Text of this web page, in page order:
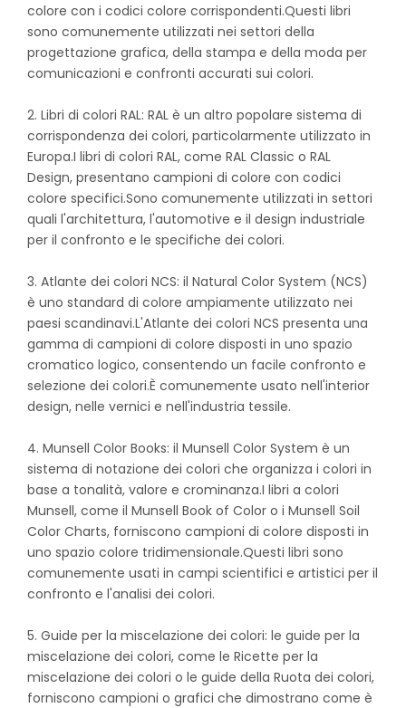
colore con i codici colore corrispondenti.Questi libri
sono comunemente utilizzati nei settori della
progettazione grafica, della stampa e della moda per
comunicazioni e confronti accurati sui colori.
2. Libri di colori RAL: RAL è un altro popolare sistema di
corrispondenza dei colori, particolarmente utilizzato in
Europa.I libri di colori RAL, come RAL Classic o RAL
Design, presentano campioni di colore con codici
colore specifici.Sono comunemente utilizzati in settori
quali l'architettura, l'automotive e il design industriale
per il confronto e le specifiche dei colori.
3. Atlante dei colori NCS: il Natural Color System (NCS)
è uno standard di colore ampiamente utilizzato nei
paesi scandinavi.L'Atlante dei colori NCS presenta una
gamma di campioni di colore disposti in uno spazio
cromatico logico, consentendo un facile confronto e
selezione dei colori.È comunemente usato nell'interior
design, nelle vernici e nell'industria tessile.
4. Munsell Color Books: il Munsell Color System è un
sistema di notazione dei colori che organizza i colori in
base a tonalità, valore e crominanza.I libri a colori
Munsell, come il Munsell Book of Color o i Munsell Soil
Color Charts, forniscono campioni di colore disposti in
uno spazio colore tridimensionale.Questi libri sono
comunemente usati in campi scientifici e artistici per il
confronto e l'analisi dei colori.
5. Guide per la miscelazione dei colori: le guide per la
miscelazione dei colori, come le Ricette per la
miscelazione dei colori o le guide della Ruota dei colori,
forniscono campioni o grafici che dimostrano come è